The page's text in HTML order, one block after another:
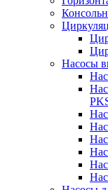
Насосы